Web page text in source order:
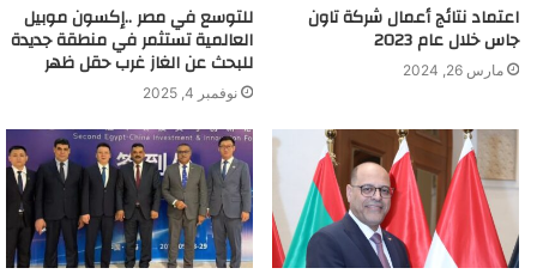
اعتماد نتائج أعمال شركة تاون
جاس خلال عام 2023
مارس 26, 2024
للتوسع في مصر ..إكسون موبيل
العالمية تستثمر في منطقة جديدة
للبحث عن الغاز غرب حقل ظهر
نوفمبر 4, 2025